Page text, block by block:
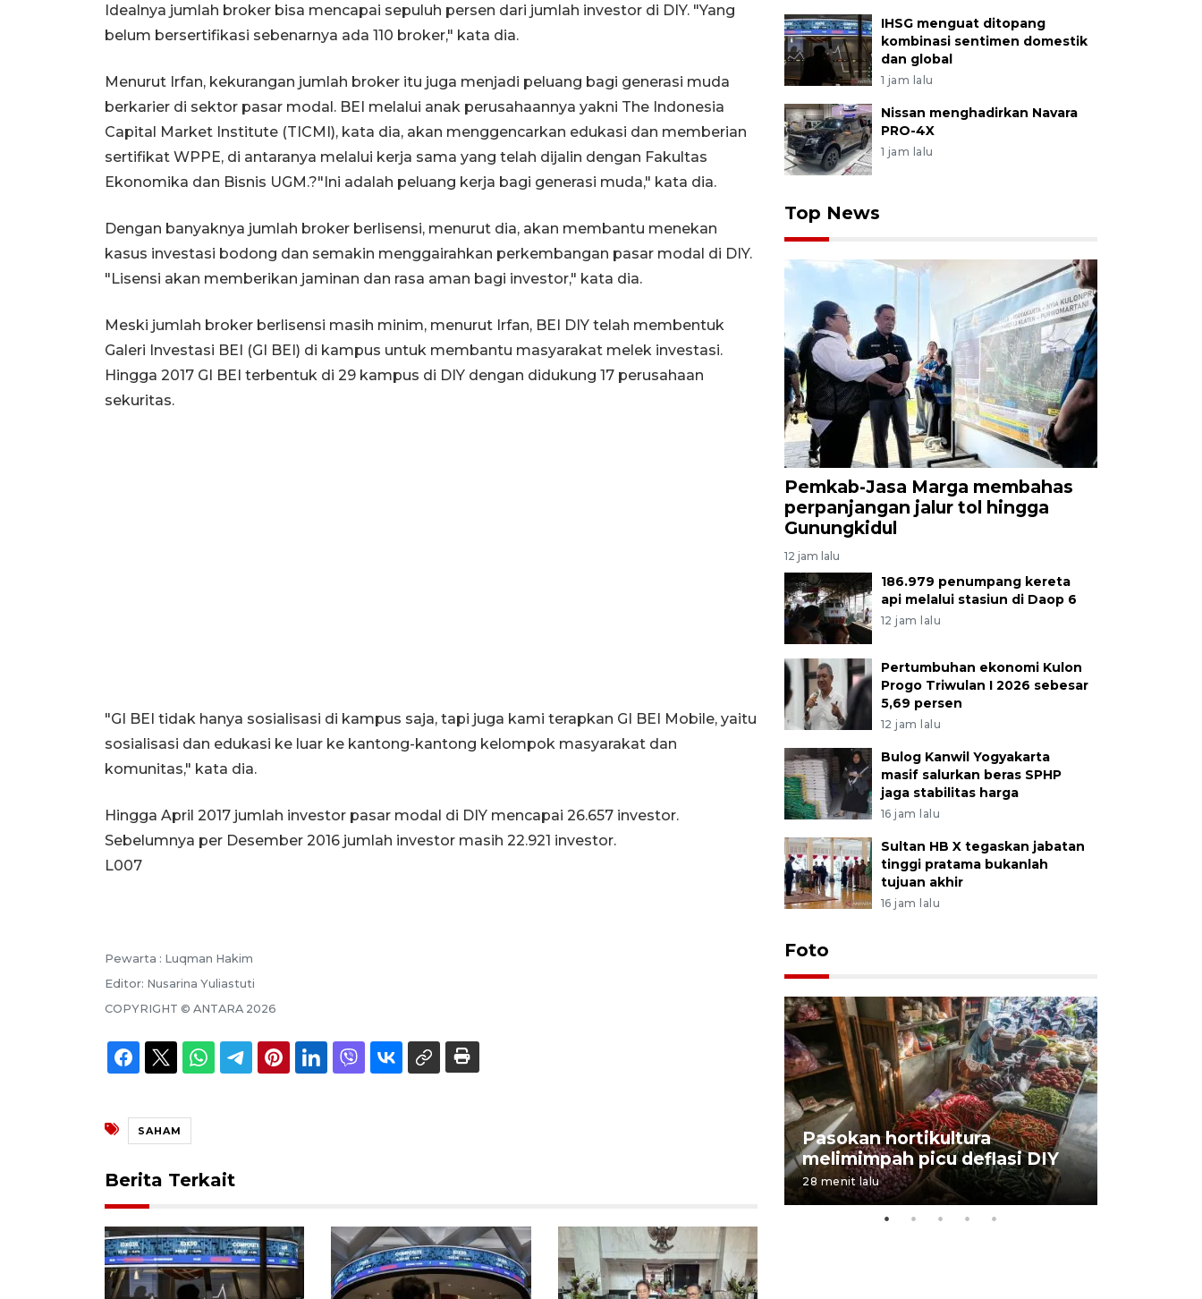
Idealnya jumlah broker bisa mencapai sepuluh persen dari jumlah investor di DIY. "Yang
belum bersertifikasi sebenarnya ada 110 broker," kata dia.
Menurut Irfan, kekurangan jumlah broker itu juga menjadi peluang bagi generasi muda
berkarier di sektor pasar modal. BEI melalui anak perusahaannya yakni The Indonesia
Capital Market Institute (TICMI), kata dia, akan menggencarkan edukasi dan memberian
sertifikat WPPE, di antaranya melalui kerja sama yang telah dijalin dengan Fakultas
Ekonomika dan Bisnis UGM.?"Ini adalah peluang kerja bagi generasi muda," kata dia.
Dengan banyaknya jumlah broker berlisensi, menurut dia, akan membantu menekan
kasus investasi bodong dan semakin menggairahkan perkembangan pasar modal di DIY.
"Lisensi akan memberikan jaminan dan rasa aman bagi investor," kata dia.
Meski jumlah broker berlisensi masih minim, menurut Irfan, BEI DIY telah membentuk
Galeri Investasi BEI (GI BEI) di kampus untuk membantu masyarakat melek investasi.
Hingga 2017 GI BEI terbentuk di 29 kampus di DIY dengan didukung 17 perusahaan
sekuritas.
"GI BEI tidak hanya sosialisasi di kampus saja, tapi juga kami terapkan GI BEI Mobile, yaitu
sosialisasi dan edukasi ke luar ke kantong-kantong kelompok masyarakat dan
komunitas," kata dia.
Hingga April 2017 jumlah investor pasar modal di DIY mencapai 26.657 investor.
Sebelumnya per Desember 2016 jumlah investor masih 22.921 investor.
L007
Pewarta : Luqman Hakim
Editor: Nusarina Yuliastuti
COPYRIGHT © ANTARA 2026
SAHAM
Berita Terkait
IHSG menguat ditopang
kombinasi sentimen domestik
dan global
1 jam lalu
Nissan menghadirkan Navara
PRO-4X
1 jam lalu
Top News
Pemkab-Jasa Marga membahas
perpanjangan jalur tol hingga
Gunungkidul
12 jam lalu
186.979 penumpang kereta
api melalui stasiun di Daop 6
12 jam lalu
Pertumbuhan ekonomi Kulon
Progo Triwulan I 2026 sebesar
5,69 persen
12 jam lalu
Bulog Kanwil Yogyakarta
masif salurkan beras SPHP
jaga stabilitas harga
16 jam lalu
Sultan HB X tegaskan jabatan
tinggi pratama bukanlah
tujuan akhir
16 jam lalu
Foto
Pasokan hortikultura
melimimpah picu deflasi DIY
28 menit lalu